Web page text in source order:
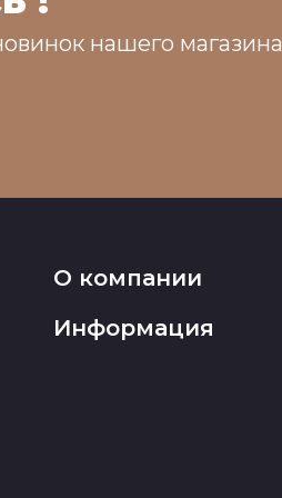
нашего магазина
О компании
Информация